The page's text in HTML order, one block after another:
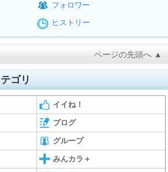
フォロワー
ヒストリー
ページの先頭へ ▲
ゴリ
イイね！
ブログ
グループ
みんカラ＋